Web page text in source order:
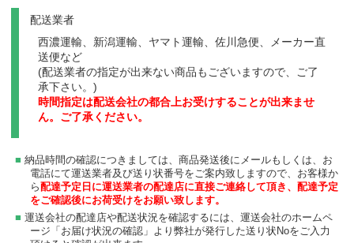
配送業者
西濃運輸、新潟運輸、ヤマト運輸、佐川急便、メーカー直
送便など
(配送業者の指定が出来ない商品もございますので、ご了
承下さい。)
時間指定は配送会社の都合上お受けすることが出来ませ
ん。ご了承ください。
納品時間の確認につきましては、商品発送後にメールもしくは、お
電話にて運送業者及び送り状番号をご案内致しますので、お客様か
ら 配達予定日に運送業者の配達店に直接ご連絡して頂き、配達予定
をご確認後にお荷受けをお願い致します。
運送会社の配達店や配送状況を確認するには、運送会社のホームペ
ージ「お届け状況の確認」より弊社が発行した送り状Noをご入力